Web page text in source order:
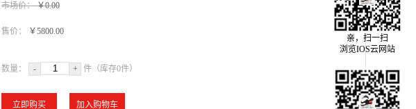
市场价： ￥0.00
售价： ￥5800.00
数量： - + 件（库存0件）
亲，扫一扫
浏览IOS云网站